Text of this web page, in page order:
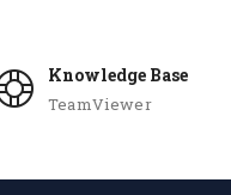
Knowledge Base
TeamViewer